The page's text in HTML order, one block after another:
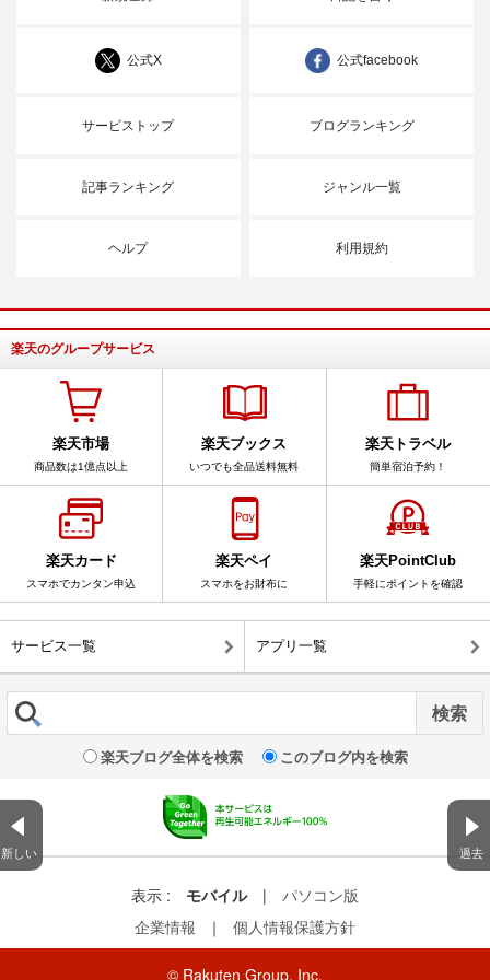
新しい 過去
公式X 公式facebook
サービストップ ブログランキング
記事ランキング ジャンル一覧
ヘルプ 利用規約
楽天のグループサービス
楽天市場
商品数は1億点以上
楽天ブックス
いつでも全品送料無料
楽天トラベル
簡単宿泊予約！
楽天カード
スマホでカンタン申込
楽天ペイ
スマホをお財布に
楽天PointClub
手軽にポイントを確認
サービス一覧 アプリ一覧
楽天ブログ全体を検索 このブログ内を検索
表示 : モバイル |
パソコン版
企業情報
｜ 個人情報保護方針
© Rakuten Group, Inc.